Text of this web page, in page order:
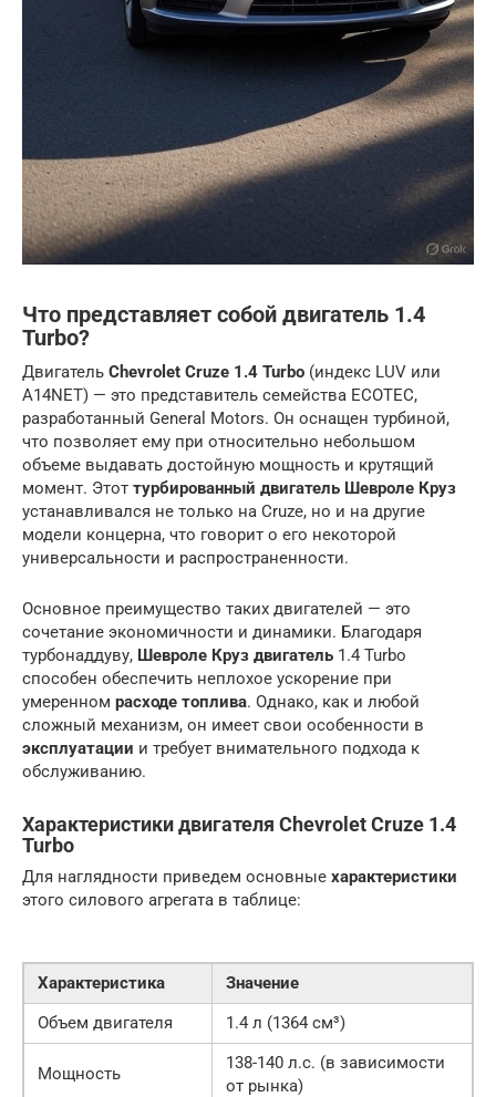
Что представляет собой двигатель 1.4
Turbo?
Двигатель Chevrolet Cruze 1.4 Turbo (индекс LUV или
A14NET) — это представитель семейства ECOTEC,
разработанный General Motors. Он оснащен турбиной,
что позволяет ему при относительно небольшом
объеме выдавать достойную мощность и крутящий
момент. Этот турбированный двигатель Шевроле Круз
устанавливался не только на Cruze, но и на другие
модели концерна, что говорит о его некоторой
универсальности и распространенности.
Основное преимущество таких двигателей — это
сочетание экономичности и динамики. Благодаря
турбонаддуву, Шевроле Круз двигатель 1.4 Turbo
способен обеспечить неплохое ускорение при
умеренном расходе топлива. Однако, как и любой
сложный механизм, он имеет свои особенности в
эксплуатации и требует внимательного подхода к
обслуживанию.
Характеристики двигателя Chevrolet Cruze 1.4
Turbo
Для наглядности приведем основные характеристики
этого силового агрегата в таблице:
Характеристика
Значение
Объем двигателя
1.4 л (1364 см³)
Мощность
138-140 л.с. (в зависимости
от рынка)